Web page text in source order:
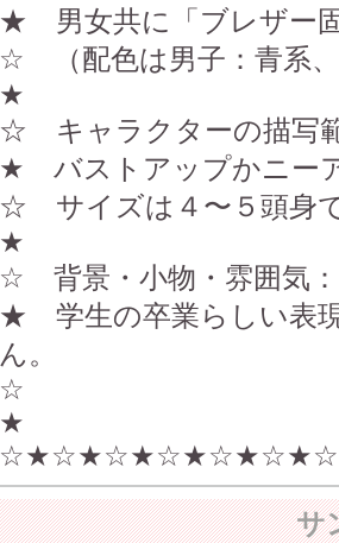
★ 男女共に「ブレザー
☆ （配色は男子：青系
★
☆ キャラクターの描写
★ バストアップかニー
☆ サイズは４〜５頭身
★
☆ 背景・小物・雰囲気：
★ 学生の卒業らしい表
ん。
☆
★
サ